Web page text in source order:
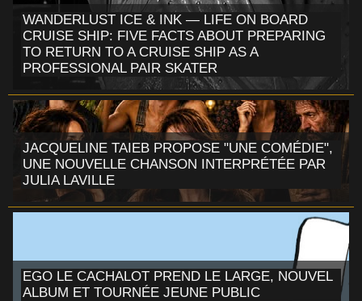
WANDERLUST ICE & INK — LIFE ON BOARD
CRUISE SHIP: FIVE FACTS ABOUT PREPARING
TO RETURN TO A CRUISE SHIP AS A
PROFESSIONAL PAIR SKATER
JACQUELINE TAIEB PROPOSE "UNE COMÉDIE",
UNE NOUVELLE CHANSON INTERPRÉTÉE PAR
JULIA LAVILLE
EGO LE CACHALOT PREND LE LARGE, NOUVEL
ALBUM ET TOURNÉE JEUNE PUBLIC